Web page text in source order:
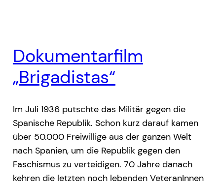
Dokumentarfilm
„Brigadistas“
Im Juli 1936 putschte das Militär gegen die
Spanische Republik. Schon kurz darauf kamen
über 50.000 Freiwillige aus der ganzen Welt
nach Spanien, um die Republik gegen den
Faschismus zu verteidigen. 70 Jahre danach
kehren die letzten noch lebenden VeteranInnen